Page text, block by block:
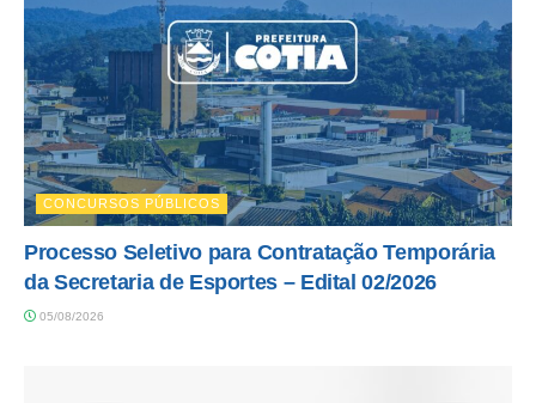
CONCURSOS PÚBLICOS
Processo Seletivo para Contratação Temporária
da Secretaria de Esportes – Edital 02/2026
05/08/2026